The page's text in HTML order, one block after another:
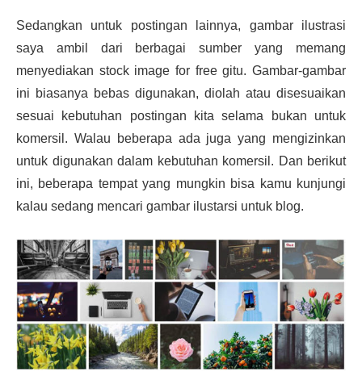
Sedangkan untuk postingan lainnya, gambar ilustrasi
saya ambil dari berbagai sumber yang memang
menyediakan stock image for free gitu. Gambar-gambar
ini biasanya bebas digunakan, diolah atau disesuaikan
sesuai kebutuhan postingan kita selama bukan untuk
komersil. Walau beberapa ada juga yang mengizinkan
untuk digunakan dalam kebutuhan komersil. Dan berikut
ini, beberapa tempat yang mungkin bisa kamu kunjungi
kalau sedang mencari gambar ilustarsi untuk blog.